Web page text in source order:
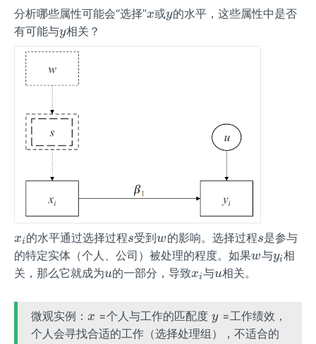
分析哪些属性可能会“选择”x
x或y
y的水平，这些属性中是否
有可能与y
y相关？
x_
{i}
xi 的水平通过选择过程s
s受到w
w的影响。选择过程s
s是参与
的特定实体（个人、公司）被处理的程度。如果w
w与y_
yi相
关，那么它就成为u
u的一部分，导致x_
xi与u
u相关。
微观实例：x
x =个人与工作的匹配度y
y=工作绩效，
个人会寻找合适的工作（选择处理组），不适合的